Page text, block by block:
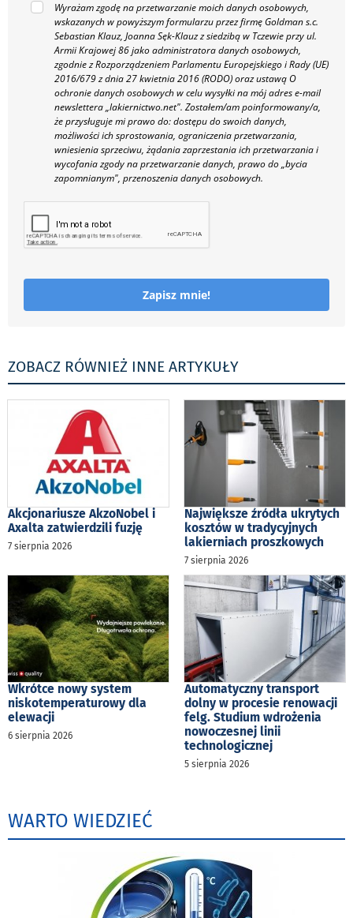
Wyrażam zgodę na przetwarzanie moich danych osobowych,
wskazanych w powyższym formularzu przez firmę Goldman s.c.
Sebastian Klauz, Joanna Sęk-Klauz z siedzibą w Tczewie przy ul.
Armii Krajowej 86 jako administratora danych osobowych,
zgodnie z Rozporządzeniem Parlamentu Europejskiego i Rady (UE)
2016/679 z dnia 27 kwietnia 2016 (RODO) oraz ustawą O
ochronie danych osobowych w celu wysyłki na mój adres e-mail
newslettera „lakiernictwo.net". Zostałem/am poinformowany/a,
że przysługuje mi prawo do: dostępu do swoich danych,
możliwości ich sprostowania, ograniczenia przetwarzania,
wniesienia sprzeciwu, żądania zaprzestania ich przetwarzania i
wycofania zgody na przetwarzanie danych, prawo do „bycia
zapomnianym", przenoszenia danych osobowych.
Zapisz mnie!
ZOBACZ RÓWNIEŻ INNE ARTYKUŁY
Akcjonariusze AkzoNobel i
Axalta zatwierdzili fuzję
7 sierpnia 2026
Największe źródła ukrytych
kosztów w tradycyjnych
lakierniach proszkowych
7 sierpnia 2026
Wkrótce nowy system
niskotemperaturowy dla
elewacji
6 sierpnia 2026
Automatyczny transport
dolny w procesie renowacji
felg. Studium wdrożenia
nowoczesnej linii
technologicznej
5 sierpnia 2026
WARTO WIEDZIEĆ